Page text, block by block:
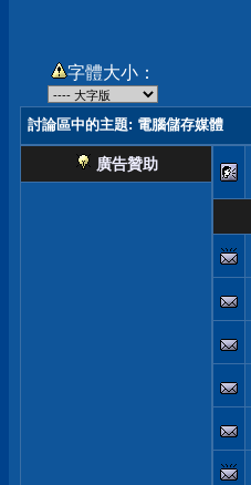
字體大小：
討論區中的主題: 電腦儲存媒體
廣告贊助